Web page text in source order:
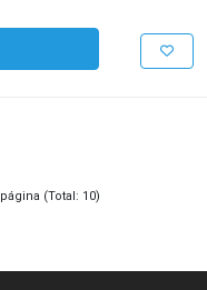
(Total: 10)